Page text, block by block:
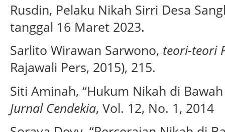
Rusdin, Pelaku Nikah Sirri Desa
tanggal 16 Maret 2023.
Sarlito Wirawan Sarwono, teori-teori
Rajawali Pers, 2015), 215.
Siti Aminah, “Hukum Nikah di
Jurnal Cendekia, Vol. 12, No. 1, 2014